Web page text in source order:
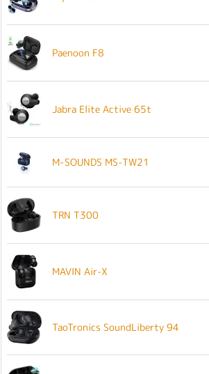
Paenoon F8
Jabra Elite Active 65t
M-SOUNDS MS-TW21
TRN T300
MAVIN Air-X
TaoTronics SoundLiberty 94